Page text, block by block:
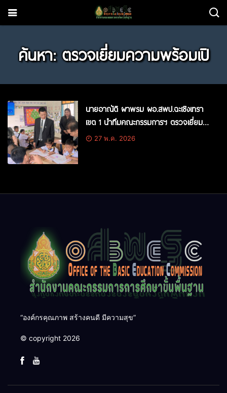
ค้นหา: ตรวจเยี่ยมความพร้อมเปิ
นายอาณัติ ผาพรม ผอ.สพป.ฉะเชิงเทรา
เขต 1 นำทีมคณะกรรมการฯ ตรวจเยี่ยม
ความพร้อมเปิดภาคเรียนที่ 1/2569
27 พ.ค. 2026
“องค์กรคุณภาพ สร้างคนดี มีความสุข”
© copyright 2026